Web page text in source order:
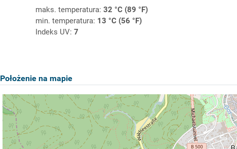
maks. temperatura: 32 °C (89 °F)
min. temperatura: 13 °C (56 °F)
Indeks UV: 7
Położenie na mapie